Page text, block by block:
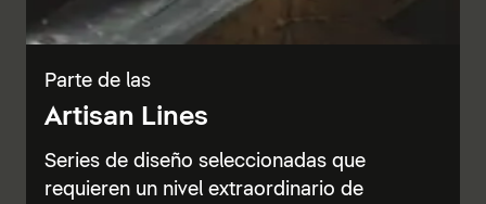
Parte de las
Artisan Lines
Series de diseño seleccionadas que
requieren un nivel extraordinario de